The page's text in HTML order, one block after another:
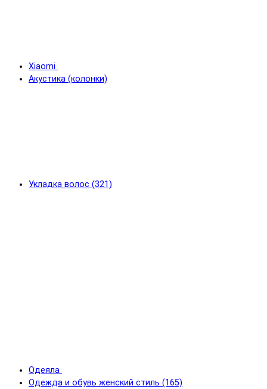
Xiaomi
Акустика (колонки)
Укладка волос (321)
Одеяла
Одежда и обувь женский стиль (165)